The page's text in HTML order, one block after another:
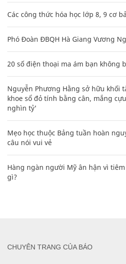
Các công thức hóa học lớp 8, 9 cơ
Phó Đoàn ĐBQH Hà Giang Vương
20 số điện thoại ma ám bạn không
Nguyễn Phương Hằng sở hữu khối
khoe sổ đỏ tính bằng cân, mắng
nghìn tỷ'
Mẹo học thuộc Bảng tuần hoàn
câu nói vui vẻ
Hàng ngàn người Mỹ ân hận vì tiêm
gì?
CHUYÊN TRANG CỦA BÁO